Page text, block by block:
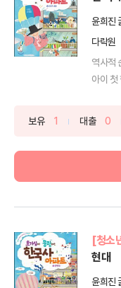
윤희진
다락원
역사적
아이 첫
보유 1 대출 0
[청소
현대
윤희진